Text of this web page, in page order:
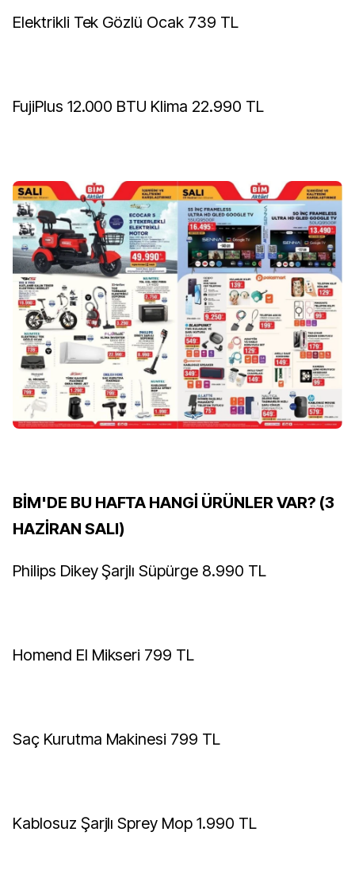
Elektrikli Tek Gözlü Ocak 739 TL
FujiPlus 12.000 BTU Klima 22.990 TL
BİM'DE BU HAFTA HANGİ ÜRÜNLER VAR? (3
HAZİRAN SALI)
Philips Dikey Şarjlı Süpürge 8.990 TL
Homend El Mikseri 799 TL
Saç Kurutma Makinesi 799 TL
Kablosuz Şarjlı Sprey Mop 1.990 TL